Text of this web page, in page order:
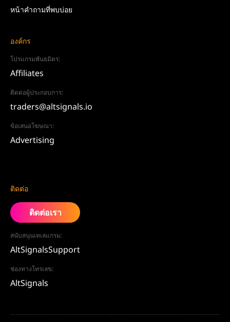
หน้าคำถามที่พบบ่อย
องค์กร
โปรแกรมพันธมิตร:
Affiliates
ติดต่อผู้ประกอบการ:
traders@altsignals.io
ข้อเสนอโฆษณา:
Advertising
ติดต่อ
ติดต่อเรา
สนับสนุนเทเลแกรม:
AltSignalsSupport
ช่องทางโทรเลข:
AltSignals